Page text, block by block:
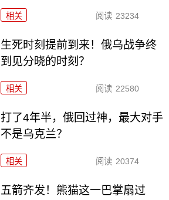
相关 阅读 23234
生死时刻提前到来！俄乌战争终
到见分晓的时刻？
相关 阅读 22580
打了4年半，俄回过神，最大对手
不是乌克兰？
相关 阅读 20374
五箭齐发！熊猫这一巴掌扇过